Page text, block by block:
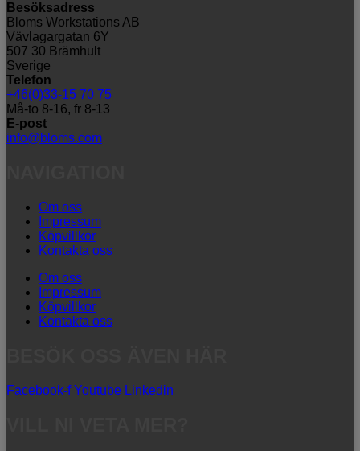
Besöksadress
Bloms Workstations AB
Vävlagargatan 6Y
507 30 Brämhult
Sverige
Telefon
+46(0)33-15 70 75
Må-to 8-16, fr 8-13
E-post
info@bloms.com
Om oss
Impressum
Köpvillkor
Kontakta oss
Om oss
Impressum
Köpvillkor
Kontakta oss
Facebook-f Youtube Linkedin